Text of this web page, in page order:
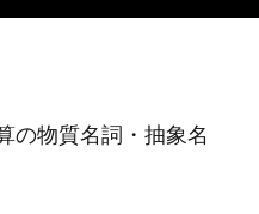
の物質名詞・抽象名